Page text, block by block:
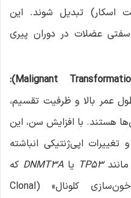
اسکار) تبدیل شوند. این
سفتی عضلات در دوران پیری
عمر بالا و ظرفیت تقسیم،
هستند. با افزایش سن، این
اپی‌ژنتیکی انباشته
TP53 یاDNMT3A که
در پدیده‌ای به نام «خون‌سازی کلونال» (Clonal